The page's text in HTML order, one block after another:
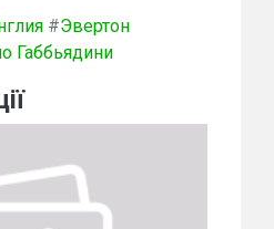
#Эвертон
Габбьядини